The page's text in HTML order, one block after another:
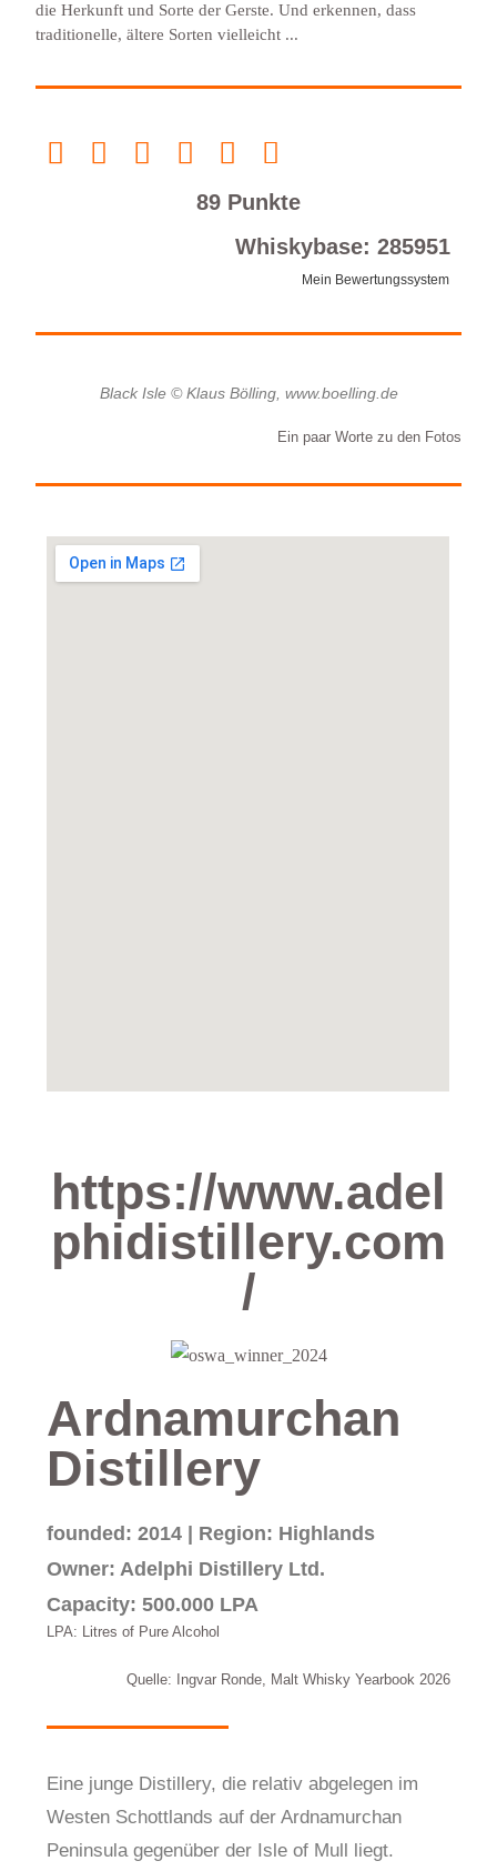
die Herkunft und Sorte der Gerste. Und erkennen, dass
traditionelle, ältere Sorten vielleicht ...
89 Punkte
Whiskybase: 285951
Mein Bewertungssystem
Black Isle © Klaus Bölling, www.boelling.de
Ein paar Worte zu den Fotos
https://www.adel
phidistillery.com
/
Ardnamurchan
Distillery
founded: 2014 | Region: Highlands
Owner: Adelphi Distillery Ltd.
Capacity: 500.000 LPA
LPA: Litres of Pure Alcohol
Quelle: Ingvar Ronde, Malt Whisky Yearbook 2026
Eine junge Distillery, die relativ abgelegen im
Westen Schottlands auf der Ardnamurchan
Peninsula gegenüber der Isle of Mull liegt.